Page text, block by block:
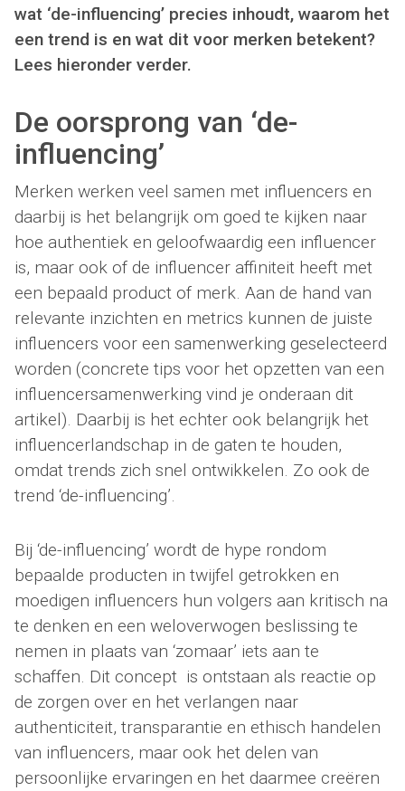
wat ‘de-influencing’ precies inhoudt, waarom het
een trend is en wat dit voor merken betekent?
Lees hieronder verder.
De oorsprong van ‘de-
influencing’
Merken werken veel samen met influencers en
daarbij is het belangrijk om goed te kijken naar
hoe authentiek en geloofwaardig een influencer
is, maar ook of de influencer affiniteit heeft met
een bepaald product of merk. Aan de hand van
relevante inzichten en metrics kunnen de juiste
influencers voor een samenwerking geselecteerd
worden (concrete tips voor het opzetten van een
influencersamenwerking vind je onderaan dit
artikel). Daarbij is het echter ook belangrijk het
influencerlandschap in de gaten te houden,
omdat trends zich snel ontwikkelen. Zo ook de
trend ‘de-influencing’.
Bij ‘de-influencing’ wordt de hype rondom
bepaalde producten in twijfel getrokken en
moedigen influencers hun volgers aan kritisch na
te denken en een weloverwogen beslissing te
nemen in plaats van ‘zomaar’ iets aan te
schaffen. Dit concept is ontstaan als reactie op
de zorgen over en het verlangen naar
authenticiteit, transparantie en ethisch handelen
van influencers, maar ook het delen van
persoonlijke ervaringen en het daarmee creëren